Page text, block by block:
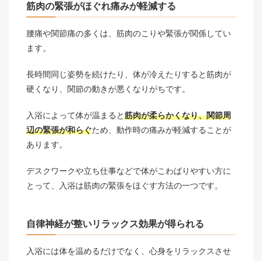
筋肉の緊張がほぐれ痛みが軽減する
腰痛や関節痛の多くは、筋肉のこりや緊張が関係してい
ます。
長時間同じ姿勢を続けたり、体が冷えたりすると筋肉が
硬くなり、関節の動きが悪くなりがちです。
入浴によって体が温まると筋肉が柔らかくなり、関節周
辺の緊張が和らぐため、動作時の痛みが軽減することが
あります。
デスクワークや立ち仕事などで体がこわばりやすい方に
とって、入浴は筋肉の緊張をほぐす方法の一つです。
自律神経が整いリラックス効果が得られる
入浴には体を温めるだけでなく、心身をリラックスさせ